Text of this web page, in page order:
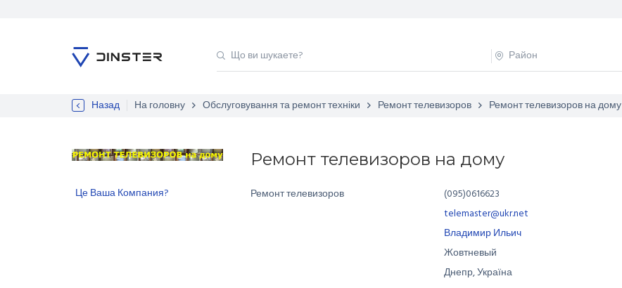
Назад На головну Обслуговування та ремонт техніки Ремонт телевизоров Ремонт телевизоров на дому
Це Ваша Компания?
Ремонт телевизоров на дому
Ремонт телевизоров
(095)0616623
telemaster@ukr.net
Владимир Ильич
Жовтневый
Днепр, Україна